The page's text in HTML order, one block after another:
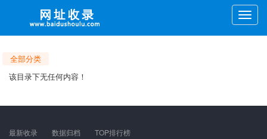
Toggle
全部分类
该目录下无任何内容！
最新收录 数据归档 TOP排行榜